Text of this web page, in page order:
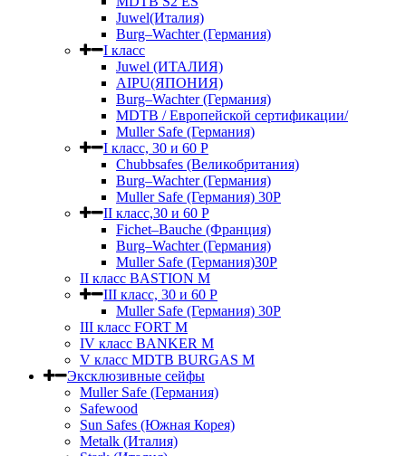
Juwel(Италия)
Burg–Wachter (Германия)
I класс
Juwel (ИТАЛИЯ)
AIPU(ЯПОНИЯ)
Burg–Wachter (Германия)
MDTB / Европейской сертификации/
Muller Safe (Германия)
I класс, 30 и 60 P
Chubbsafes (Великобритания)
Burg–Wachter (Германия)
Muller Safe (Германия) 30Р
II класс,30 и 60 P
Fichet–Bauche (Франция)
Burg–Wachter (Германия)
Muller Safe (Германия)30P
II класс BASTION M
III класс, 30 и 60 P
Muller Safe (Германия) 30Р
III класс FORT M
IV класс BANKER M
V класс МDTB BURGAS M
Эксклюзивные сейфы
Muller Safe (Германия)
Safewood
Sun Safes (Южная Корея)
Metalk (Италия)